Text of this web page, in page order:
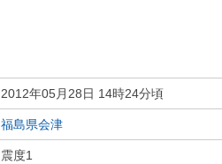
2012年05月28日 14時24分頃
福島県会津
震度1